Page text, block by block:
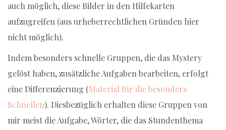
auch möglich, diese Bilder in den Hilfekarten
aufzugreifen (aus urheberrechtlichen Gründen hier
nicht möglich).
Indem besonders schnelle Gruppen, die das Mystery
gelöst haben, zusätzliche Aufgaben bearbeiten, erfolgt
eine Differenzierung (Material für die besonders
Schnellen). Diesbezüglich erhalten diese Gruppen von
mir meist die Aufgabe, Wörter, die das Stundenthema